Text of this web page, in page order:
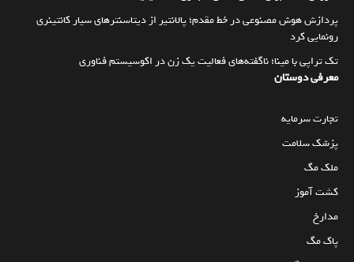
پردازش هوش مصنوعی در خط مقدم؛ پالانتیر از دیتاسنترهای سیار کانتینری
رونمایی کرد
تک تراپی با مینا؛ ناگفته‌های فعالیت یک زن در اکوسیستم فناوری
معرفی دوستان
تجارت سرمایه
پزشک سلامت
ملک مگ
کشت آموز
مدارخ
پاک مگ